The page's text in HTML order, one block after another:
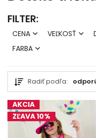
FILTER:
CENA VEĽKOSŤ
FARBA
Radiť podľa:
AKCIA
ZĽAVA 10%